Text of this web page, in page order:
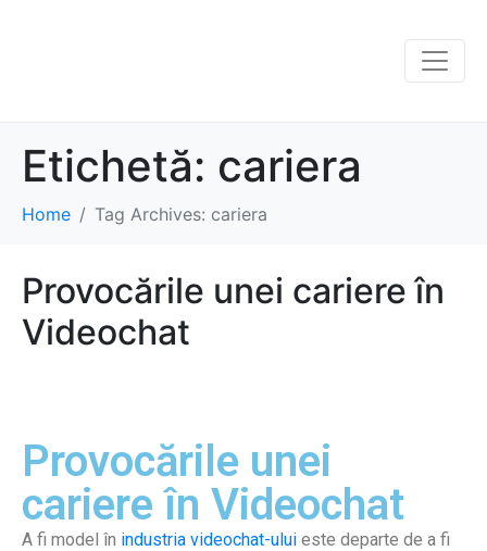
Etichetă: cariera
Home Tag Archives: cariera
Provocările unei cariere în
Videochat
Provocările unei
cariere în Videochat
A fi model în industria videochat-ului este departe de a fi